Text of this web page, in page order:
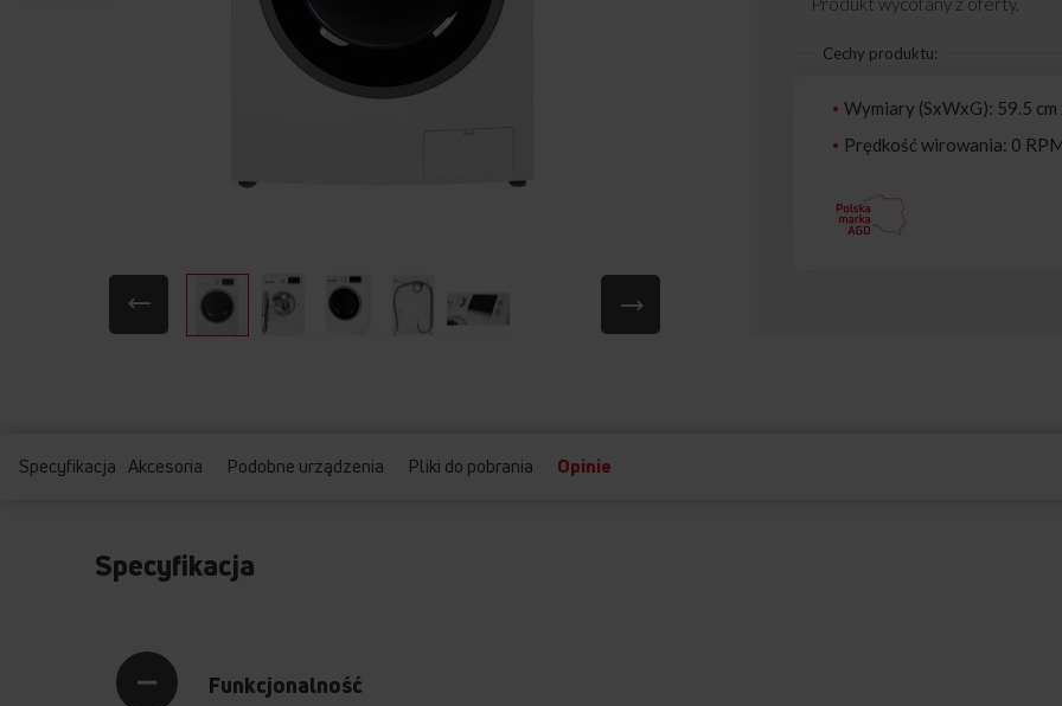
Cechy produktu:
Wymiary (SxWxG): 59.5 cm
Prędkość wirowania: 0
Specyfikacja Akcesoria Podobne urządzenia Pliki do pobrania Opinie
Specyfikacja
Funkcjonalność